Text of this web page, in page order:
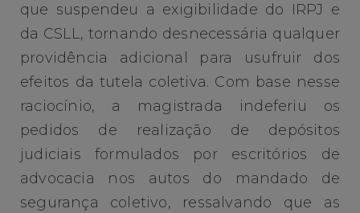
que suspendeu a exigibilidade do IRPJ e
da CSLL, tornando desnecessária qualquer
providência adicional para usufruir dos
efeitos da tutela coletiva. Com base nesse
raciocínio, a magistrada indeferiu os
pedidos de realização de depósitos
judiciais formulados por escritórios de
advocacia nos autos do mandado de
segurança coletivo, ressalvando que as